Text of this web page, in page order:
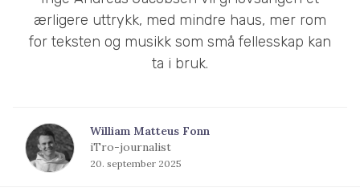
ærligere uttrykk, med mindre haus, mer rom
for teksten og musikk som små fellesskap kan
ta i bruk.
William Matteus Fonn
iTro-journalist
20. september 2025